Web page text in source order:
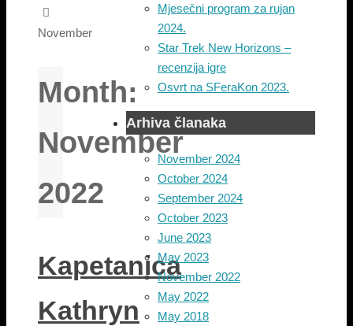
November
Month:
November
2022
Kapetanica
Kathryn
Mjesečni program za rujan
2024.
Star Trek New Horizons –
recenzija igre
Osvrt na SFeraKon 2023.
Arhiva članaka
November 2024
October 2024
September 2024
October 2023
June 2023
May 2023
November 2022
May 2022
May 2018